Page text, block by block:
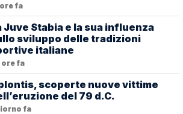
ore fa
Juve Stabia e la sua influenza
sviluppo delle tradizioni
italiane
ore fa
scoperte nuove vittime
del 79 d.C.
fa